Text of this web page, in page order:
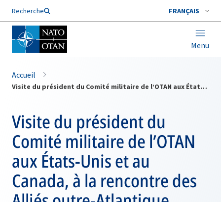
Recherche FRANÇAIS
Menu
Nom de famille*
Accueil
Visite du président du Comité militaire de l’OTAN aux États-Unis et au Canada, à la rencontre des Alliés outre-Atlantique
Visite du président du
Comité militaire de l’OTAN
aux États-Unis et au
Canada, à la rencontre des